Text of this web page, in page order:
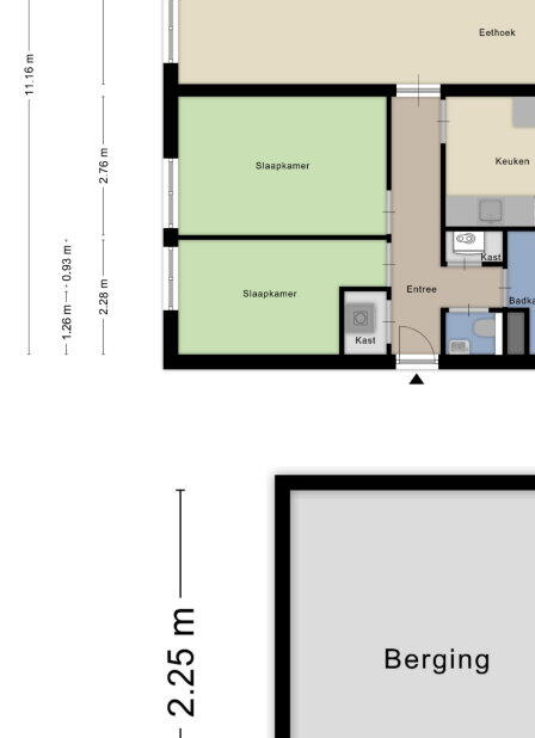
komt op voor úw belang en bespaart u tijd, geld en
zorgen. Adressen van collega NVM-
aankoopmakelaars vindt u op Funda.
wasmachineaansluiting
Aantal woonlagen
Voorzieningen
Mechanische ventilatie, tv-kabel
Ligging
Aan rustige weg, in centrum
Geen tuin
Schuur / berging Vrijstaande houten berging
Soort garage
Geen garage
Openbaar parkeren